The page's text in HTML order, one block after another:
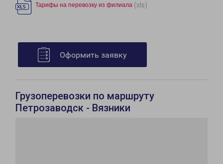
Тарифы на перевозку из филиала (xls)
Оформить заявку
Грузоперевозки по маршруту
Петрозаводск - Вязники